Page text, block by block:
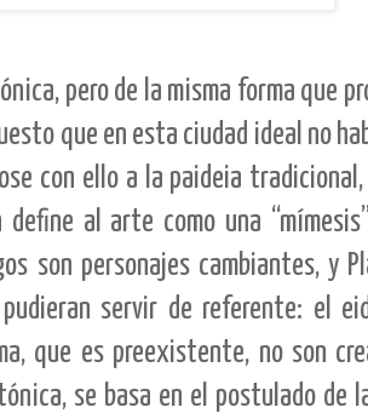
pero de la misma forma que
que en esta ciudad ideal no
con ello a la paideia
al arte como una
son personajes cambiantes, y
servir de referente: el
que es preexistente, no son
se basa en el postulado de